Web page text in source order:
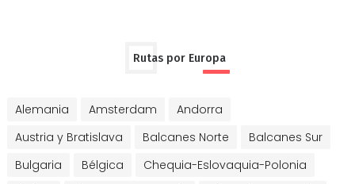
Rutas por Europa
Alemania Amsterdam
Andorra
Austria y Bratislava
Balcanes Norte
Balcanes Sur
Bulgaria
Bélgica
Chequia-Eslovaquia-Polonia